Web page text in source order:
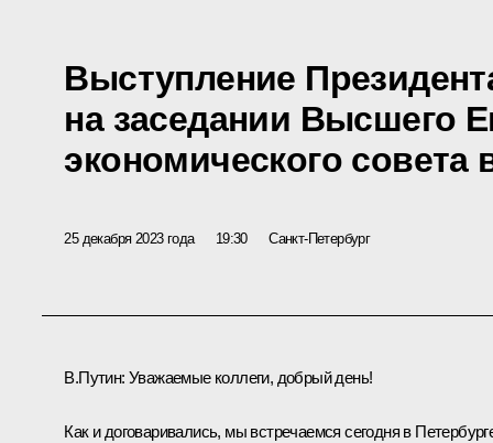
Выступление
на заседании Высшего
экономического совета
25 декабря 2023 года 19:30 Санкт-Петербург
В.Путин: Уважаемые коллеги, добрый день!
Как и договаривались, мы встречаемся сегодня в